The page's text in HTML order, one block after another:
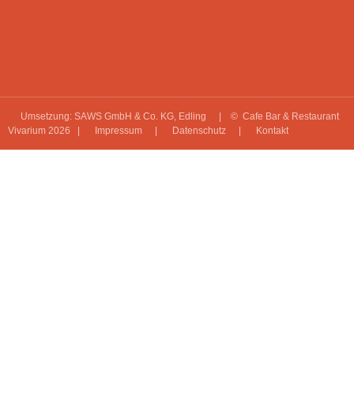
Umsetzung: SAWS GmbH & Co. KG, Edling
| © Cafe Bar & Restaurant
Vivarium 2026 |
Impressum Datenschutz Kontakt